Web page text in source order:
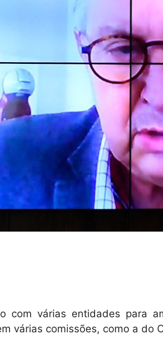
com várias entidades para
várias comissões, como a do